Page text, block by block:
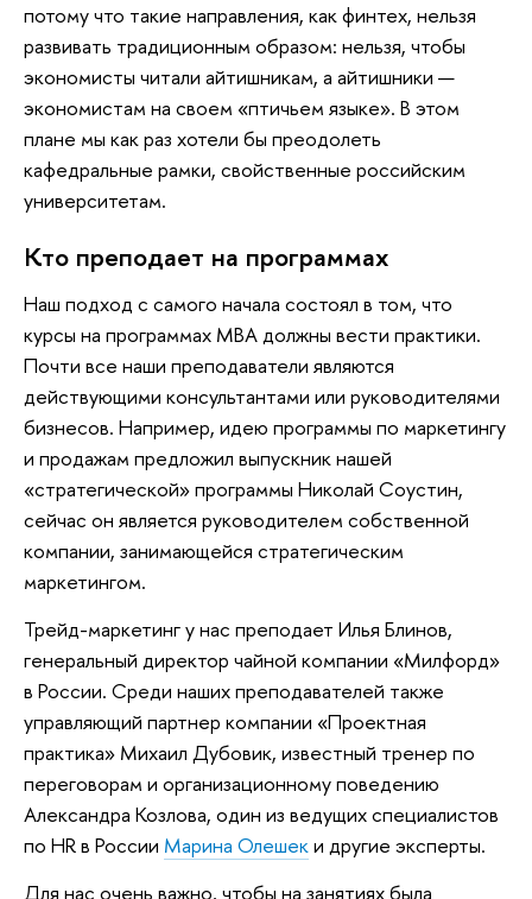
потому что такие направления, как финтех, нельзя
развивать традиционным образом: нельзя, чтобы
экономисты читали айтишникам, а айтишники —
экономистам на своем «птичьем языке». В этом
плане мы как раз хотели бы преодолеть
кафедральные рамки, свойственные российским
университетам.
Кто преподает на программах
Наш подход с самого начала состоял в том, что
курсы на программах MBA должны вести практики.
Почти все наши преподаватели являются
действующими консультантами или руководителями
бизнесов. Например, идею программы по маркетингу
и продажам предложил выпускник нашей
«стратегической» программы Николай Соустин,
сейчас он является руководителем собственной
компании, занимающейся стратегическим
маркетингом.
Трейд-маркетинг у нас преподает Илья Блинов,
генеральный директор чайной компании «Милфорд»
в России. Среди наших преподавателей также
управляющий партнер компании «Проектная
практика» Михаил Дубовик, известный тренер по
переговорам и организационному поведению
Александра Козлова, один из ведущих специалистов
по HR в России Марина Олешеки другие эксперты.
Для нас очень важно, чтобы на занятиях была